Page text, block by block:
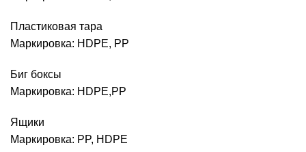
Пластиковая тара
Маркировка: HDPE, PP
Биг боксы
Маркировка: HDPE,PP
Ящики
Маркировка: PP, HDPE